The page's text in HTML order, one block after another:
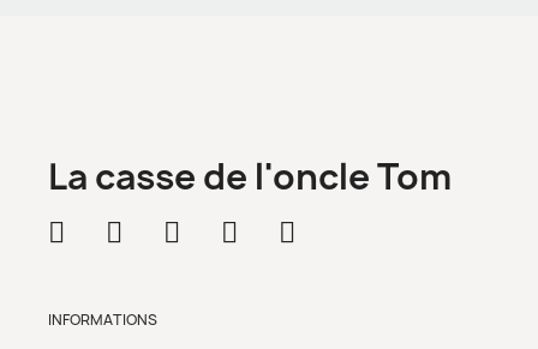
La casse de l'oncle Tom
INFORMATIONS